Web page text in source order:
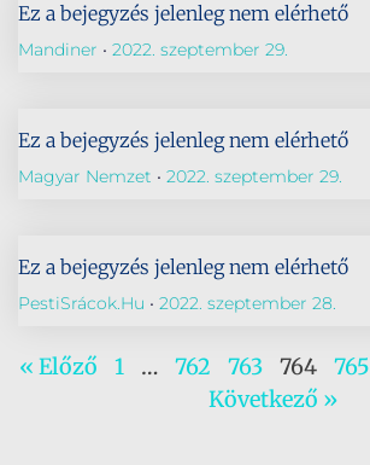
Ez a bejegyzés jelenleg nem elérhető
Mandiner 2022. szeptember 29.
Ez a bejegyzés jelenleg nem elérhető
Magyar Nemzet 2022. szeptember 29.
Ez a bejegyzés jelenleg nem elérhető
PestiSrácok.hu 2022. szeptember 28.
« Előző 1 … 762 763 764 765
Következő »